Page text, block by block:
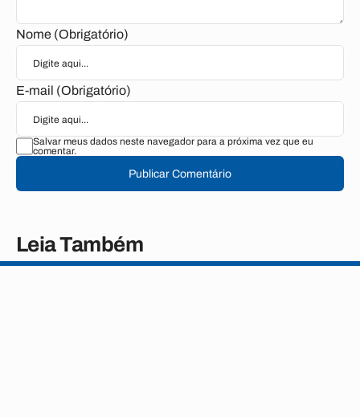
Nome (Obrigatório)
E-mail (Obrigatório)
Salvar meus dados neste navegador para a próxima vez que eu
comentar.
Publicar Comentário
Leia Também